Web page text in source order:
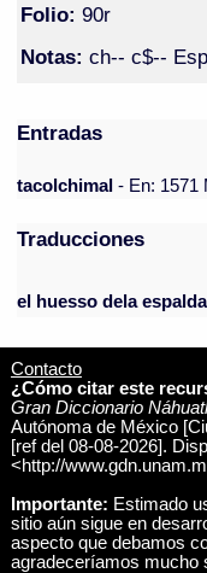
Folio: 90r
Notas: ch-- c$--
Entradas
tacolchimal- En: 1571
Traducciones
el huesso dela
Contacto
¿Cómo citar este
Gran Diccionario Náhuatl
Autónoma de México
[ref del 08-08-2026].
<http://
Importante: Estimado
sitio aún sigue en
aspecto que debamos
agradeceríamos mucho